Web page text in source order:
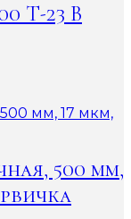
Т-23 В
500 мм,